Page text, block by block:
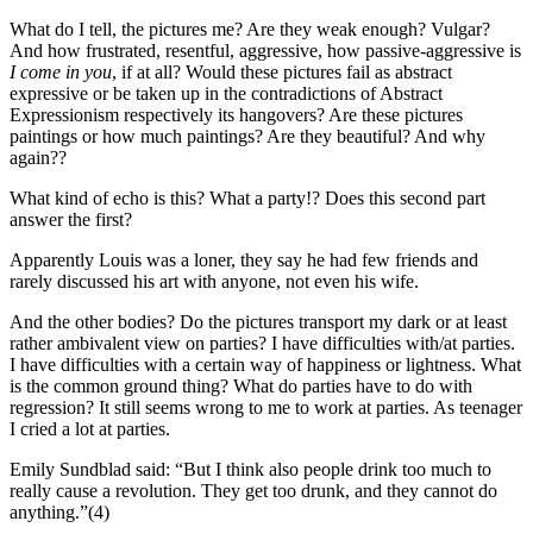
What do I tell, the pictures me? Are they weak enough? Vulgar?
And how frustrated, resentful, aggressive, how passive-aggressive is
I come in you, if at all? Would these pictures fail as abstract
expressive or be taken up in the contradictions of Abstract
Expressionism respectively its hangovers? Are these pictures
paintings or how much paintings? Are they beautiful? And why
again??
What kind of echo is this? What a party!? Does this second part
answer the first?
Apparently Louis was a loner, they say he had few friends and
rarely discussed his art with anyone, not even his wife.
And the other bodies? Do the pictures transport my dark or at least
rather ambivalent view on parties? I have difficulties with/at parties.
I have difficulties with a certain way of happiness or lightness. What
is the common ground thing? What do parties have to do with
regression? It still seems wrong to me to work at parties. As teenager
I cried a lot at parties.
Emily Sundblad said: “But I think also people drink too much to
really cause a revolution. They get too drunk, and they cannot do
anything.”(4)